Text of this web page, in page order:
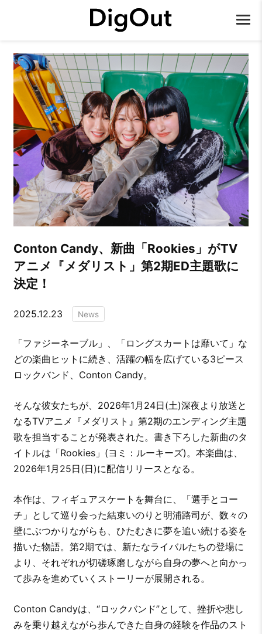
Conton Candy、新曲「Rookies」がTV
アニメ『メダリスト」第2期ED主題歌に
決定！
2025.12.23 News
「ファジーネーブル」、「ロングスカートは靡いて」な
どの楽曲ヒットに続き、活躍の幅を広げている3ピース
ロックバンド、Conton Candy。
そんな彼女たちが、2026年1月24日(土)深夜より放送と
なるTVアニメ『メダリスト』第2期のエンディング主題
歌を担当することが発表された。書き下ろした新曲のタ
イトルは「Rookies」(ヨミ：ルーキーズ)。本楽曲は、
2026年1月25日(日)に配信リリースとなる。
本作は、フィギュアスケートを舞台に、「選手とコー
チ」として巡り会った結束いのりと明浦路司が、数々の
壁にぶつかりながらも、ひたむきに夢を追い続ける姿を
描いた物語。第2期では、新たなライバルたちの登場に
より、それぞれが切磋琢磨しながら自身の夢へと向かっ
て歩みを進めていくストーリーが展開される。
Conton Candyは、“ロックバンド”として、挫折や悲し
みを乗り越えながら歩んできた自身の経験を作品のスト